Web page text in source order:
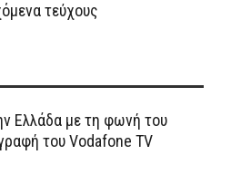
τεύχους
Ελλάδα με τη φωνή του
του Vodafone TV